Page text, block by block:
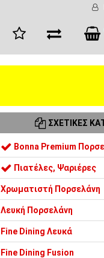
ΣΧΕΤΙΚΈΣ
Bonna Premium
Πιατέλες, Ψαριέρες
Χρωματιστή Πορσελάνη
Λευκή Πορσελάνη
Fine Dining Λευκά
Fine Dining Fusion